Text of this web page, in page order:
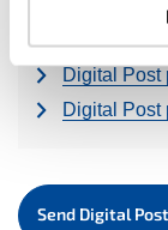
Digital Post
Digital Post
Send Digital